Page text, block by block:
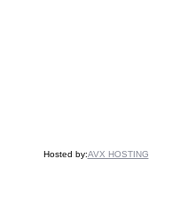
Hosted by:AVX HOSTING